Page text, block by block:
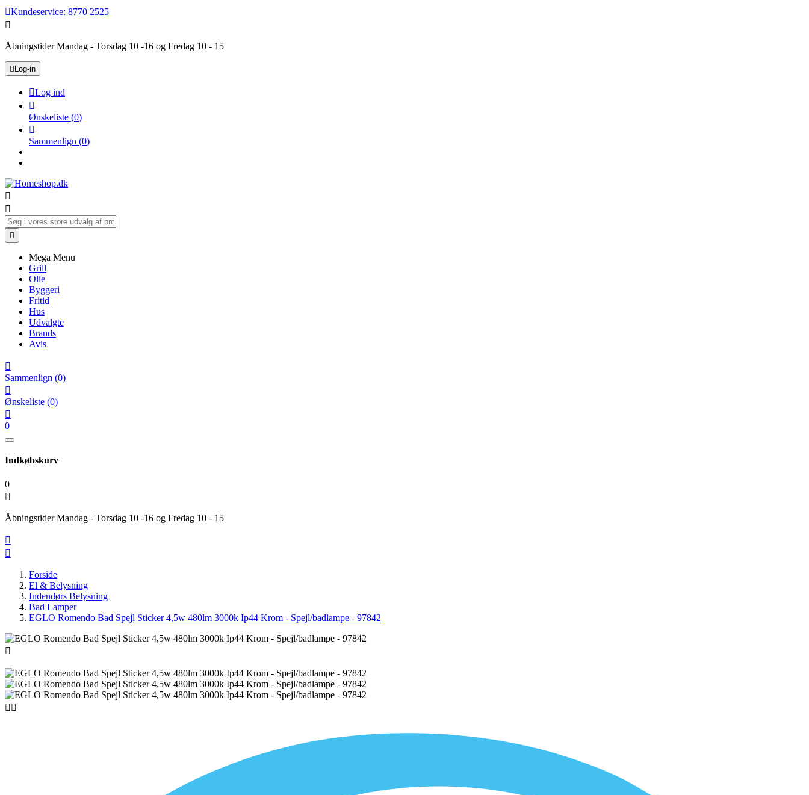
Kundeservice: 8770 2525

Åbningstider Mandag - Torsdag 10 -16 og Fredag 10 - 15
 Log-in
Log ind

Ønskeliste (0)

Sammenlign (0)



Mega Menu
Grill
Olie
Byggeri
Fritid
Hus
Udvalgte
Brands
Avis

Sammenlign (0)

Ønskeliste (0)

0
Indkøbskurv
0

Åbningstider Mandag - Torsdag 10 -16 og Fredag 10 - 15


Forside
El & Belysning
Indendørs Belysning
Bad Lamper
EGLO Romendo Bad Spejl Sticker 4,5w 480lm 3000k Ip44 Krom - Spejl/badlampe - 97842

 